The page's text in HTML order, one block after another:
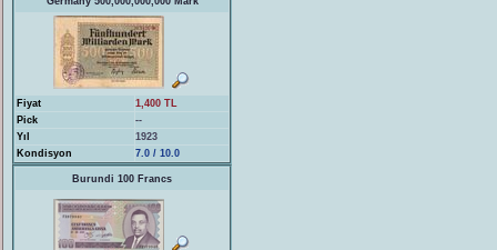
Fiyat
1,400 TL
Pick
--
Yıl
1923
Kondisyon
7.0 / 10.0
Burundi 100 Francs